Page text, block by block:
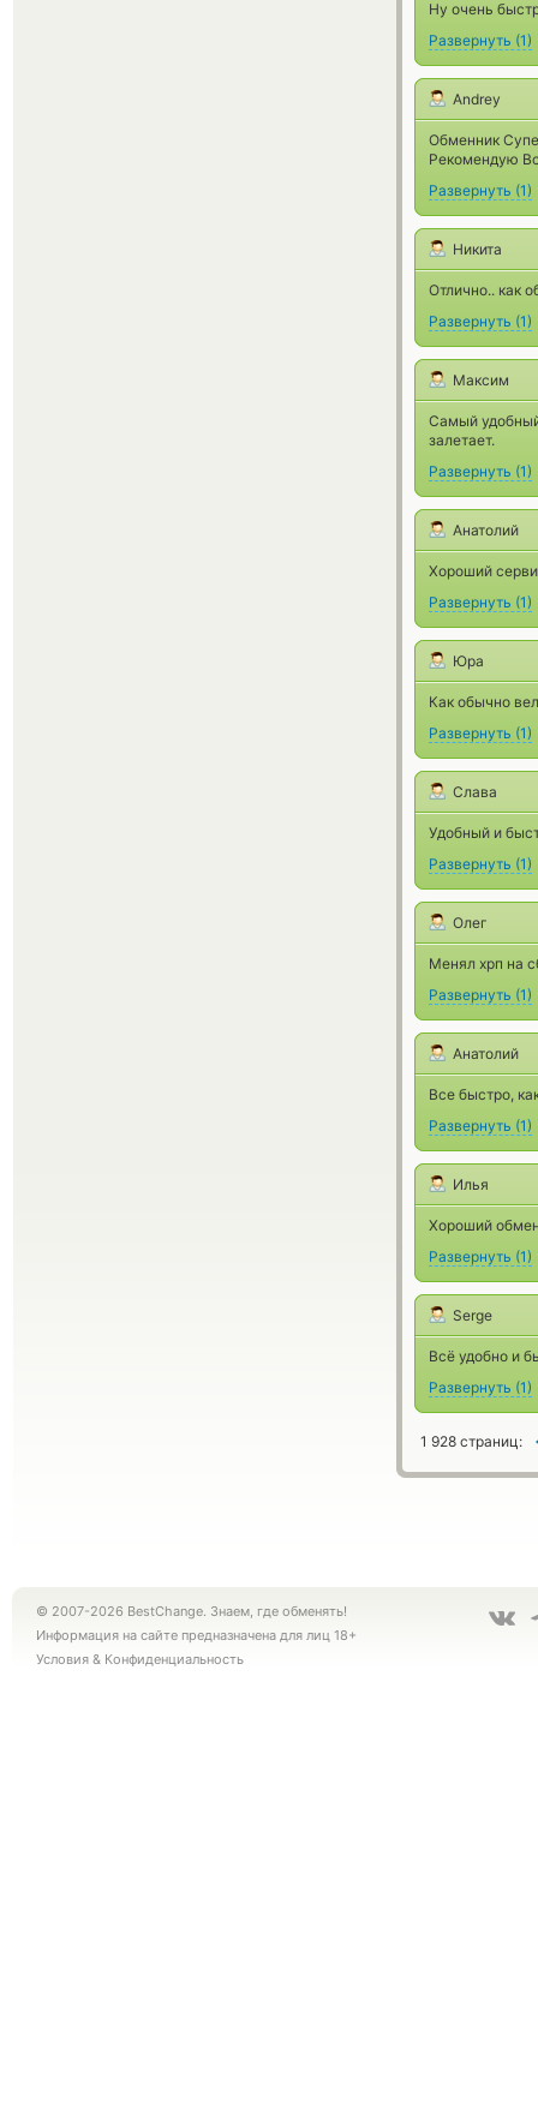
Ну очень
Развернуть (1)
Andrey
Обменник
Рекомендую
Развернуть (1)
Никита
Отлично.. как
Развернуть (1)
Максим
Самый
залетает.
Развернуть (1)
Анатолий
Хороший
Развернуть (1)
Юра
Как обычно
Развернуть (1)
Слава
Удобный и
Развернуть (1)
Олег
Менял хрп на
Развернуть (1)
Анатолий
Все быстро,
Развернуть (1)
Илья
Хороший
Развернуть (1)
Serge
Всё удобно и
Развернуть (1)
1 928 страниц:
© 2007-2026 BestChange. Знаем, где обменять!
Информация на сайте предназначена для лиц 18+
Условия & Конфиденциальность